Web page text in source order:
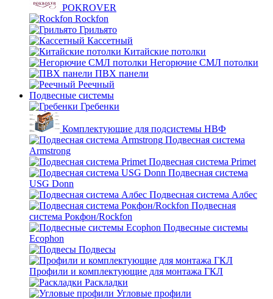
POKROVER
Rockfon
Грильято
Кассетный
Китайские потолки
Негорючие СМЛ потолки
ПВХ панели
Реечный
Подвесные системы
Гребенки
Комплектующие для подсистемы НВФ
Подвесная система
Armstrong
Подвесная система Primet
Подвесная система
USG Donn
Подвесная система Албес
Подвесная
система Рокфон/Rockfon
Подвесные системы
Ecophon
Подвесы
Профили и комплектующие для монтажа ГКЛ
Раскладки
Угловые профили